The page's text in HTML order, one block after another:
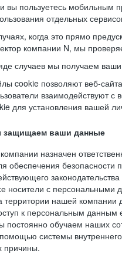
вы пользуетесь мобильным
отдельных
когда это прямо
компании N, мы
случаев мы получаем
cookie позволяют веб-
взаимодействуют
для установления вашей
защищаем ваши данные
назначен
обеспечения
носители с персональными
территории нашей компании
к персональным данным
постоянно обучаем наших
системы
причины.